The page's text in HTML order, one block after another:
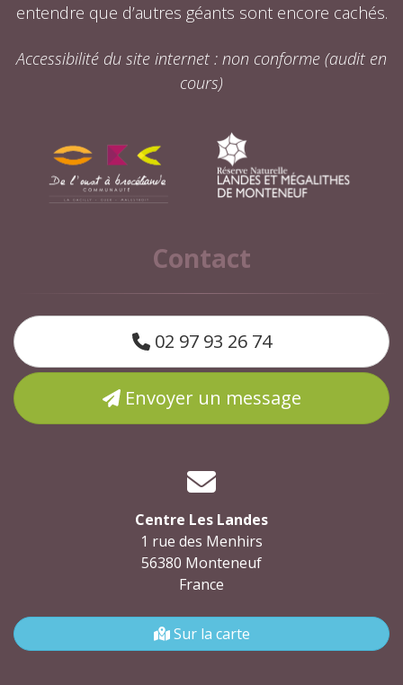
entendre que d’autres géants sont encore cachés.
Accessibilité du site internet : non conforme (audit en
cours)
Contact
02 97 93 26 74
Envoyer un message
Centre Les Landes
1 rue des Menhirs
56380 Monteneuf
France
Sur la carte